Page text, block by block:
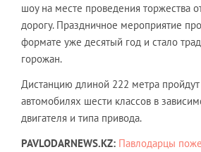
шоу на месте проведения торжества
дорогу. Праздничное мероприятие
формате уже десятый год и стало
горожан.
Дистанцию длиной 222 метра пройдут
автомобилях шести классов в
двигателя и типа привода.
PAVLODARNEWS.KZ: Павлодарцы